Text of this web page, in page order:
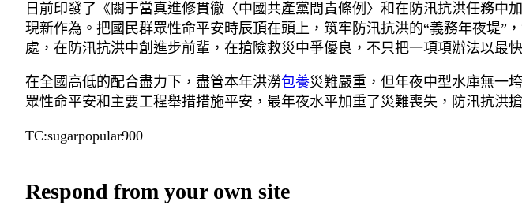
日前印發了《關于當真進修貫徹〈中國共產黨問責條例〉和在防汛抗洪任務
現新作為。把國民群眾性命平安時辰頂在頭上，筑牢防汛抗洪的“義務年夜堤
處，在防汛抗洪中創進步前輩，在搶險救災中爭優良，不只把一項項辦法以最
在全國高低的配合盡力下，盡管本年洪澇包養災難嚴重，但年夜中型水庫無一
眾性命平安和主要工程舉措措施平安，最年夜水平加重了災難喪失，防汛抗洪
TC:sugarpopular900
Respond from your own site